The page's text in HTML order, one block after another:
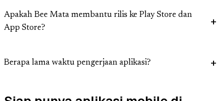
Apakah Bee Mata membantu rilis ke Play Store dan
App Store?
Berapa lama waktu pengerjaan aplikasi?